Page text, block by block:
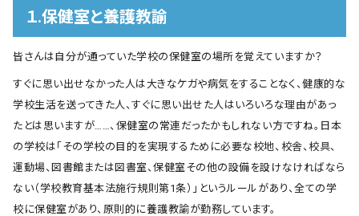
１.保健室と養護教諭
皆さんは自分が通っていた学校の保健室の場所を覚えていますか？
すぐに思い出せなかった人は大きなケガや病気をすることなく、健康的な
学校生活を送ってきた人、すぐに思い出せた人はいろいろな理由があっ
たとは思いますが……、保健室の常連だったかもしれない方ですね。日本
の学校は「その学校の目的を実現するために必要な校地、校舎、校具、
運動場、図書館または図書室、保健室その他の設備を設けなければなら
ない（学校教育基本法施行規則第1条）」というルールがあり、全ての学
校に保健室があり、原則的に養護教諭が勤務しています。